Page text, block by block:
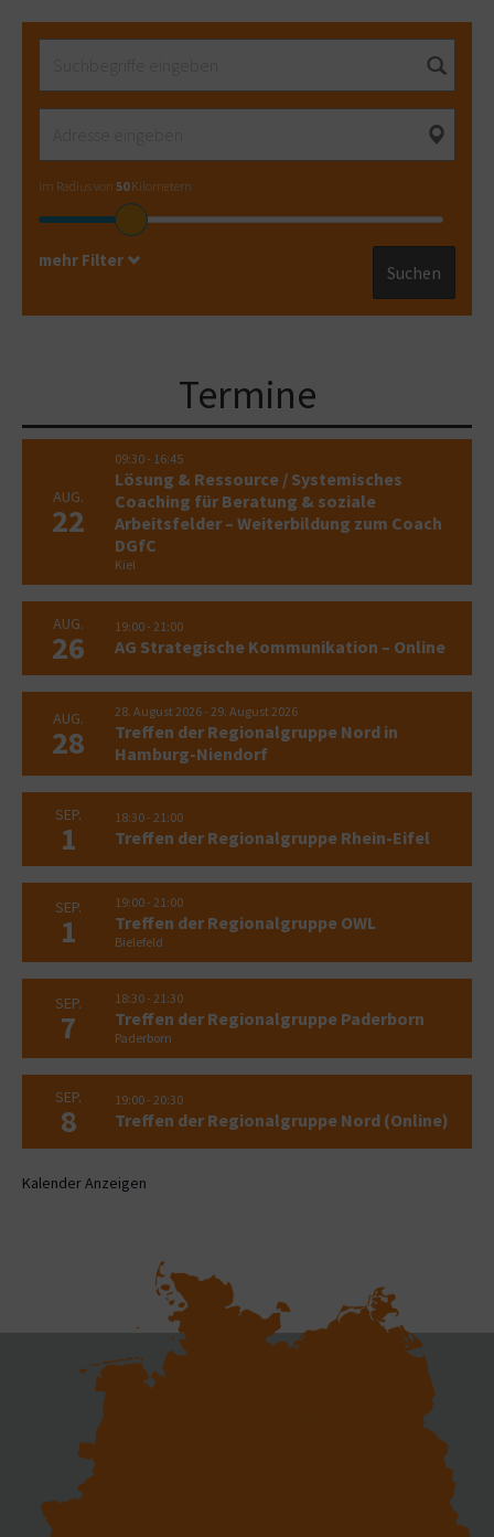
im Radius von 50Kilometern
Suchen
mehr Filter
Termine
AUG.
22
09:30- 16:45
Lösung & Ressource / Systemisches
Coaching für Beratung & soziale
Arbeitsfelder – Weiterbildung zum Coach
DGfC
Kiel
AUG.
26
19:00- 21:00
AG Strategische Kommunikation – Online
AUG.
28
28. August 2026- 29. August 2026
Treffen der Regionalgruppe Nord in
Hamburg-Niendorf
SEP.
1
18:30- 21:00
Treffen der Regionalgruppe Rhein-Eifel
SEP.
1
19:00- 21:00
Treffen der Regionalgruppe OWL
Bielefeld
SEP.
7
18:30- 21:30
Treffen der Regionalgruppe Paderborn
Paderborn
SEP.
8
19:00- 20:30
Treffen der Regionalgruppe Nord (Online)
Kalender Anzeigen